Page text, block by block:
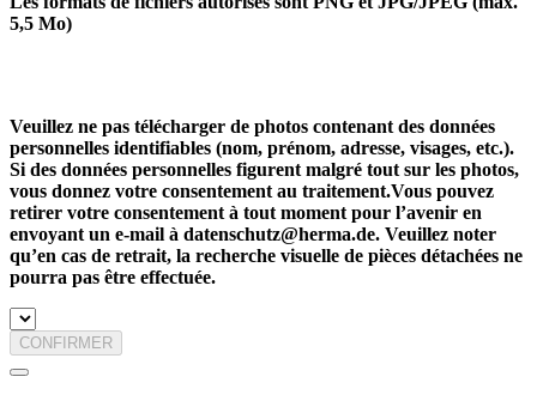
5,5 Mo)
Veuillez ne pas télécharger de photos contenant des données
personnelles identifiables (nom, prénom, adresse, visages, etc.).
Si des données personnelles figurent malgré tout sur les photos,
vous donnez votre consentement au traitement.Vous pouvez
retirer votre consentement à tout moment pour l’avenir en
envoyant un e-mail à datenschutz@herma.de. Veuillez noter
qu’en cas de retrait, la recherche visuelle de pièces détachées ne
pourra pas être effectuée.
CONFIRMER